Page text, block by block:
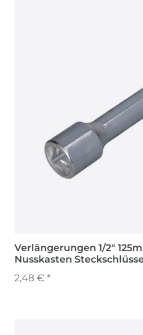
Verlängerungen 1/2" 125mm Ratsche
Nusskasten
2,48 € *